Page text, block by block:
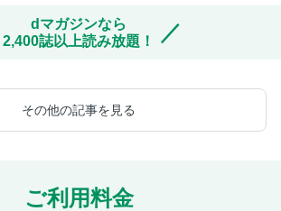
dマガジンなら
2,400誌以上読み放題！
その他の記事を見る
ご利用料金